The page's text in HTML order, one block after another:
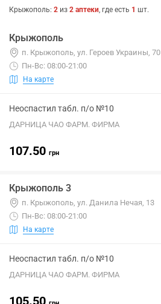
Крыжополь: 2 из 2 аптеки, где есть 1 шт.
Крыжополь
п. Крыжополь, ул. Героев Украины, 70
Пн-Вс: 08:00-21:00
На карте
Неоспастил табл. п/о №10
ДАРНИЦА ЧАО ФАРМ. ФИРМА
107.50 грн
Крыжополь 3
п. Крыжополь, ул. Данила Нечая, 13
Пн-Вс: 08:00-21:00
На карте
Неоспастил табл. п/о №10
ДАРНИЦА ЧАО ФАРМ. ФИРМА
105.50